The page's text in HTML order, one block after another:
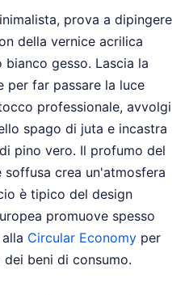
prova a dipingere
della vernice acrilica
gesso. Lascia la
per far passare la luce
professionale, avvolgi
spago di juta e incastra
pino vero. Il profumo del
crea un'atmosfera
è tipico del design
promuove spesso
Circular Economy per
beni di consumo.